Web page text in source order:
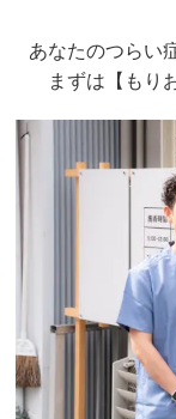
あなたのつらい
まずは【もり